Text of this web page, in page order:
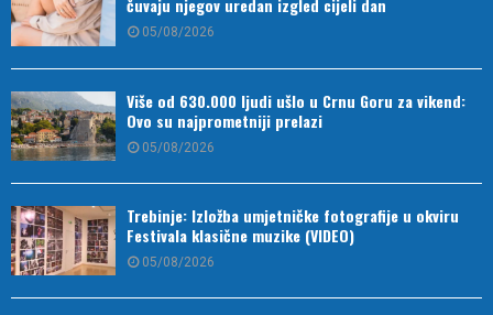
čuvaju njegov uredan izgled cijeli dan
05/08/2026
Više od 630.000 ljudi ušlo u Crnu Goru za vikend:
Ovo su najprometniji prelazi
05/08/2026
Trebinje: Izložba umjetničke fotografije u okviru
Festivala klasične muzike (VIDEO)
05/08/2026